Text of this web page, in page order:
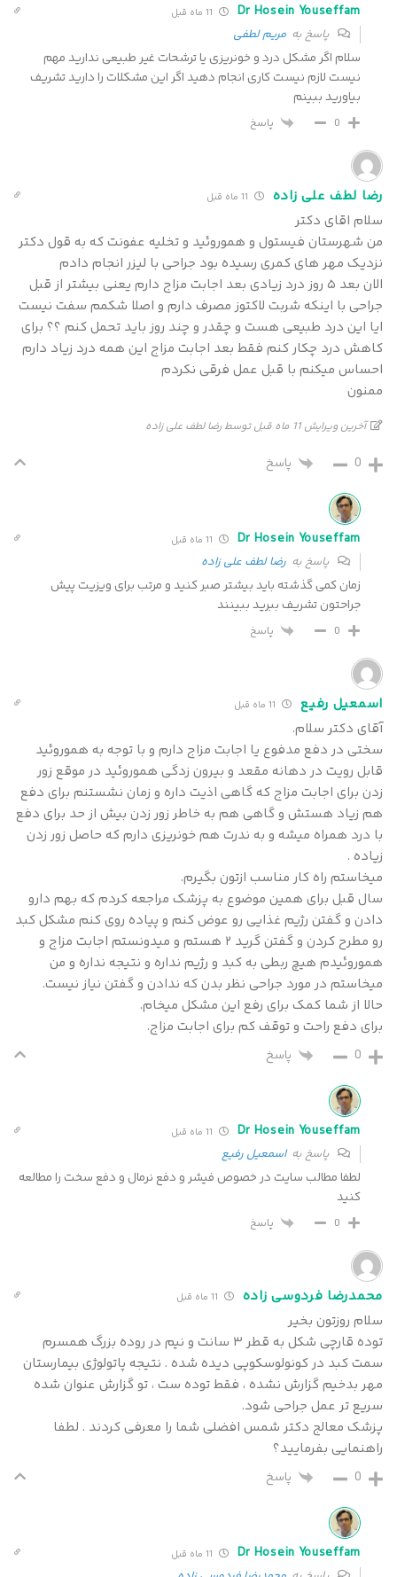
Dr Hosein Youseffam
پاسخ به مریم لطفی
سلام اگر مشکل درد و خونریزی یا ترشحات غیر طبیعی ندارید مهم
نیست لازم نیست کاری انجام دهید اگر این مشکلات را دارید تشریف
بیاورید ببینم
0 پاسخ
رضا لطف علی زاده
سلام اقای دکتر
من شهرستان فیستول و هموروئید و تخلیه عفونت که به قول دکتر
نزدیک مهر های کمری رسیده بود جراحی با لیزر انجام دادم
الان بعد ۵ روز درد زیادی بعد اجابت مزاج دارم یعنی بیشتر از قبل
جراحی با اینکه شربت لاکتوز مصرف دارم و اصلا شکمم سفت نیست
ایا این درد طبیعی هست و چقدر و چند روز باید تحمل کنم ؟؟ برای
کاهش درد چکار کنم فقط بعد اجابت مزاج این همه درد زیاد دارم
احساس میکنم با قبل عمل فرقی نکردم
ممنون
آخرین ویرایش 11 ماه قبل توسط رضا لطف علی زاده
0 پاسخ
Dr Hosein Youseffam
پاسخ به رضا لطف علی زاده
زمان کمی گذشته باید بیشتر صبر کنید و مرتب برای ویزیت پیش
جراحتون تشریف ببرید ببینند
0 پاسخ
اسمعیل رفیع
آقای دکتر سلام.
سختی در دفع مدفوع یا اجابت مزاج دارم و با توجه به هموروئید
قابل رویت در دهانه مقعد و بیرون زدگی هموروئید در موقع زور
زدن برای اجابت مزاج که گاهی اذیت داره و زمان نشستنم برای دفع
هم زیاد هستش و گاهی هم به خاطر زور زدن بیش از حد برای دفع
با درد همراه میشه و به ندرت هم خونریزی دارم که حاصل زور زدن
زیاده .
میخاستم راه کار مناسب ازتون بگیرم.
سال قبل برای همین موضوع به پزشک مراجعه کردم که بهم دارو
دادن و گفتن رژیم غذایی رو عوض کنم و پیاده روی کنم مشکل کبد
رو مطرح کردن و گفتن گرید ۲ هستم و میدونستم اجابت مزاج و
هموروئیدم هیچ ربطی به کبد و رژیم نداره و نتیجه نداره و من
میخاستم در مورد جراحی نظر بدن که ندادن و گفتن نیاز نیست.
حالا از شما کمک برای رفع این مشکل میخام.
برای دفع راحت و توقف کم برای اجابت مزاج.
0 پاسخ
Dr Hosein Youseffam
پاسخ بهاسمعیل رفیع
لطفا مطالب سایت در خصوص فیشر و دفع نرمال و دفع سخت را مطالعه
کنید
0 پاسخ
محمدرضا فردوسی زاده
سلام روزتون بخیر
توده قارچی شکل به قطر ۳ سانت و نیم در روده بزرگ همسرم
سمت کبد در کونولوسکوپی دیده شده . نتیجه پاتولوژی بیمارستان
مهر بدخیم گزارش نشده ، فقط توده ست ، تو گزارش عنوان شده
سریع تر عمل جراحی شود.
پزشک معالج دکتر شمس افضلی شما را معرفی کردند . لطفا
راهنمایی بفرمایید؟
0 پاسخ
Dr Hosein Youseffam